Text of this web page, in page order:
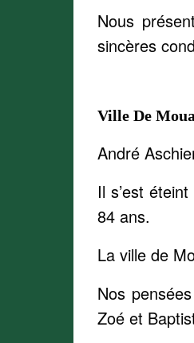
Nous
sincères
Ville De
André
Il s’est
84 ans.
La ville de
Nos
Zoé et